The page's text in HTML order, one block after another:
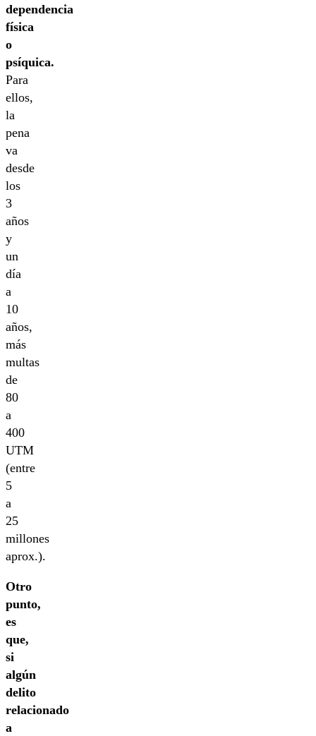
dependencia
física
o
psíquica.
Para
ellos,
la
pena
va
desde
los
3
años
y
un
día
a
10
años,
más
multas
de
80
a
400
UTM
(entre
5
a
25
millones
aprox.).
Otro
punto,
es
que,
si
algún
delito
relacionado
a